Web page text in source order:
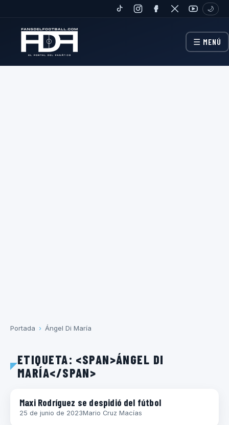
TIKTOKINSTAGRAMFANPAGETWITTERYOUTUBE
🌙
☰ MENÚ
Portada › Ángel Di María
ETIQUETA: <SPAN>ÁNGEL DI
MARÍA</SPAN>
ARGENTINA
Maxi Rodríguez se despidió del fútbol
25 de junio de 2023Mario Cruz Macías